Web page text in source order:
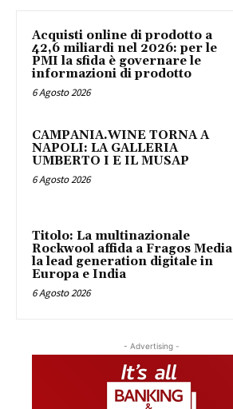
Acquisti online di prodotto a
42,6 miliardi nel 2026: per le
PMI la sfida è governare le
informazioni di prodotto
6 Agosto 2026
CAMPANIA.WINE TORNA A
NAPOLI: LA GALLERIA
UMBERTO I E IL MUSAP
6 Agosto 2026
Titolo: La multinazionale
Rockwool affida a Fragos Media
la lead generation digitale in
Europa e India
6 Agosto 2026
- Advertising -